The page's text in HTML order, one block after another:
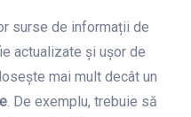
surse de informații de
actualizate și ușor de
mai mult decât un
. De exemplu, trebuie să